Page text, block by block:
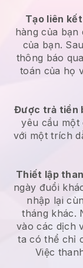
Tạo liên
hàng của
của bạn.
thông báo
toán của họ
Được trả tiền
yêu cầu một
với một trích
Thiết lập
ngày đuổi
nhập lại
tháng khác.
vào các dịch
ta có thể chỉ
Việc